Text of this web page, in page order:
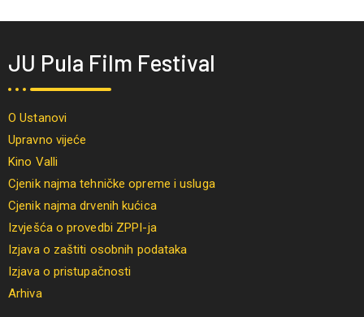
JU Pula Film Festival
O Ustanovi
Upravno vijeće
Kino Valli
Cjenik najma tehničke opreme i usluga
Cjenik najma drvenih kućica
Izvješća o provedbi ZPPI-ja
Izjava o zaštiti osobnih podataka
Izjava o pristupačnosti
Arhiva